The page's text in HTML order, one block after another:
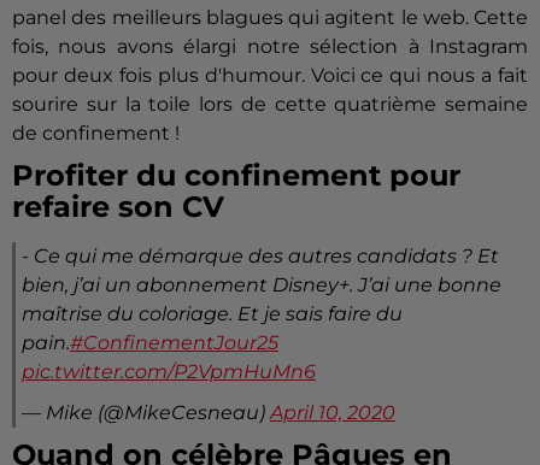
panel des meilleurs blagues qui agitent le web. Cette
fois, nous avons élargi notre sélection à Instagram
pour deux fois plus d'humour. Voici ce qui nous a fait
sourire sur la toile lors de cette quatrième semaine
de confinement !
Profiter du confinement pour
refaire son CV
- Ce qui me démarque des autres candidats ? Et
bien, j’ai un abonnement Disney+. J’ai une bonne
maîtrise du coloriage. Et je sais faire du
pain.#ConfinementJour25
pic.twitter.com/P2VpmHuMn6
— Mike (@MikeCesneau) April 10, 2020
Quand on célèbre Pâques en